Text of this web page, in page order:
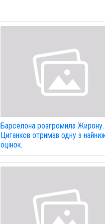
Барселона розгромила Жирону.
Циганков отримав одну з
оцінок.